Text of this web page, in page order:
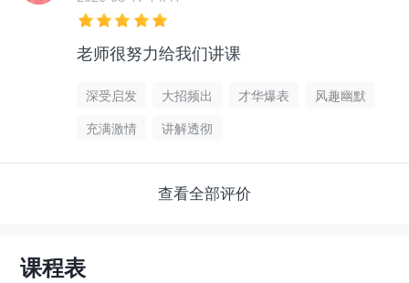
老师很努力给我们讲课
深受启发 大招频出 才华爆表
风趣幽默
充满激情
讲解透彻
查看全部评价
课程表